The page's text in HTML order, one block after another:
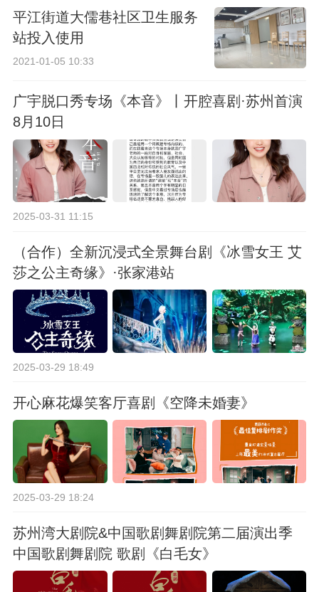
平江街道大儒巷社区卫生服务
站投入使用
2021-01-05 10:33
广宇脱口秀专场《本音》丨开腔喜剧·苏州首演
8月10日
2025-03-31 11:15
（合作）全新沉浸式全景舞台剧《冰雪女王 艾
莎之公主奇缘》·张家港站
2025-03-29 18:49
开心麻花爆笑客厅喜剧《空降未婚妻》
2025-03-29 18:24
苏州湾大剧院&中国歌剧舞剧院第二届演出季
中国歌剧舞剧院 歌剧《白毛女》